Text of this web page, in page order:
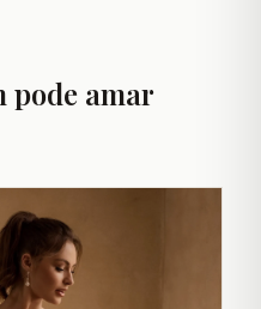
pode amar